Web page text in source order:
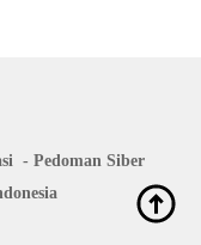
Pedoman Siber